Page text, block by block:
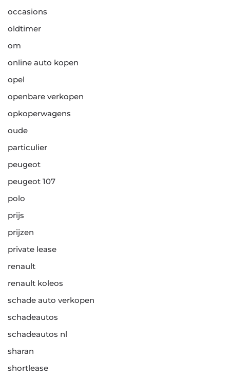
occasions
oldtimer
om
online auto kopen
opel
openbare verkopen
opkoperwagens
oude
particulier
peugeot
peugeot 107
polo
prijs
prijzen
private lease
renault
renault koleos
schade auto verkopen
schadeautos
schadeautos nl
sharan
shortlease